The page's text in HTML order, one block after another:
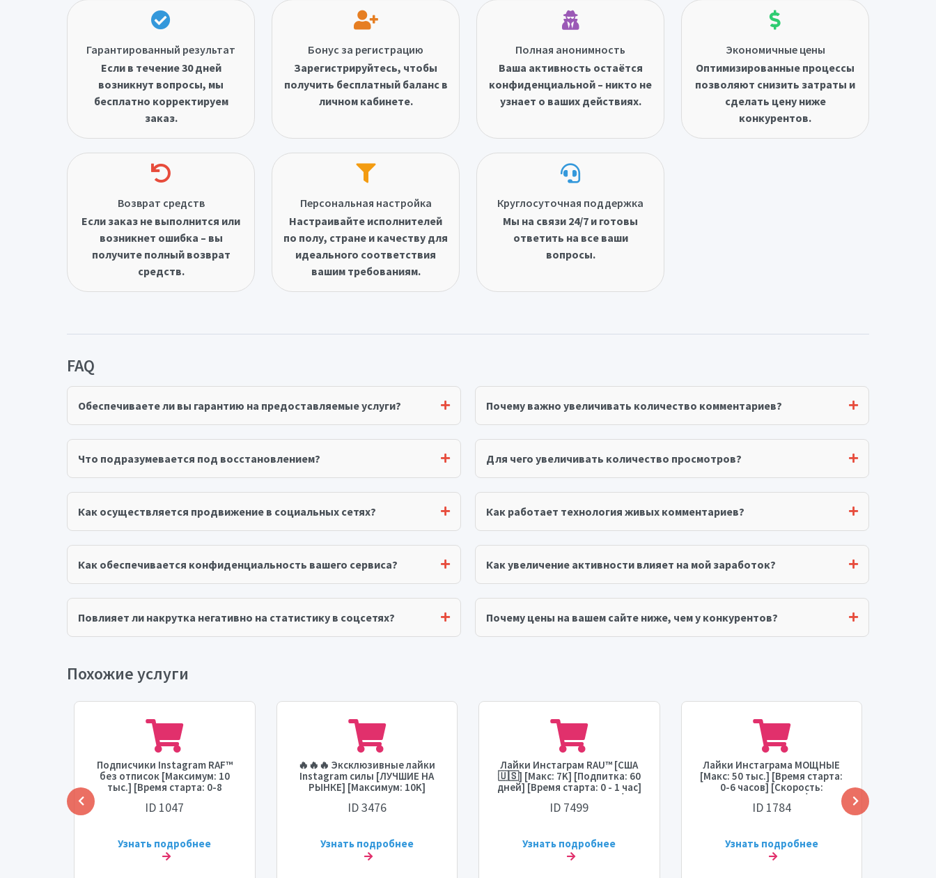
Гарантированный результат
Если в течение 30 дней
возникнут вопросы, мы
бесплатно корректируем
заказ.
Бонус за регистрацию
Зарегистрируйтесь, чтобы
получить бесплатный баланс в
личном кабинете.
Полная анонимность
Ваша активность остаётся
конфиденциальной – никто не
узнает о ваших действиях.
Экономичные цены
Оптимизированные процессы
позволяют снизить затраты и
сделать цену ниже
конкурентов.
Возврат средств
Если заказ не выполнится или
возникнет ошибка – вы
получите полный возврат
средств.
Персональная настройка
Настраивайте исполнителей
по полу, стране и качеству для
идеального соответствия
вашим требованиям.
Круглосуточная поддержка
Мы на связи 24/7 и готовы
ответить на все ваши
вопросы.
FAQ
Обеспечиваете ли вы гарантию на предоставляемые услуги? Почему важно увеличивать количество комментариев?
Что подразумевается под восстановлением? Для чего увеличивать количество просмотров?
Как осуществляется продвижение в социальных сетях? Как работает технология живых комментариев?
Как обеспечивается конфиденциальность вашего сервиса? Как увеличение активности влияет на мой заработок?
Повлияет ли накрутка негативно на статистику в соцсетях? Почему цены на вашем сайте ниже, чем у конкурентов?
Похожие услуги
Подписчики Instagram RAF™
без отписок [Максимум: 10
тыс.] [Время старта: 0-8
часов] [Скорость: 1 тыс./
день] ⚡💧
ID 1047
Узнать подробнее
🔥🔥🔥 Эксклюзивные лайки
Instagram силы [ЛУЧШИЕ НА
РЫНКЕ] [Максимум: 10K]
[Время старта: 1 час]
[Скорость: 5K/день] 🔥🔥🔥
ID 3476
Узнать подробнее
Лайки Инстаграм RAU™ [США
🇺🇸] [Макс: 7K] [Подпитка: 60
дней] [Время старта: 0 - 1 час]
[Скорость: 1.5K/день] 💧
ID 7499
Узнать подробнее
Лайки Инстаграма МОЩНЫЕ
[Макс: 50 тыс.] [Время старта:
0-6 часов] [Скорость:
МГНОВЕННАЯ] 💧
ID 1784
Узнать подробнее